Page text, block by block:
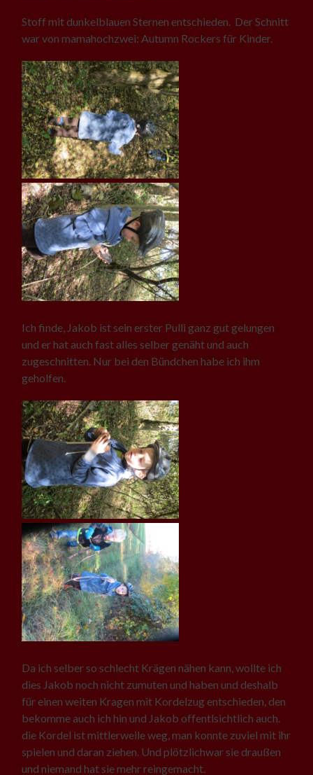
Stoff mit dunkelblauen Sternen entschieden. Der Schnitt
war von mamahochzwei: Autumn Rockers für Kinder.
Ich finde, Jakob ist sein erster Pulli ganz gut gelungen
und er hat auch fast alles selber genäht und auch
zugeschnitten. Nur bei den Bündchen habe ich ihm
geholfen.
Da ich selber so schlecht Krägen nähen kann, wollte ich
dies Jakob noch nicht zumuten und haben und deshalb
für einen weiten Kragen mit Kordelzug entschieden, den
bekomme auch ich hin und Jakob offentlsichtlich auch.
die Kordel ist mittlerweile weg, man konnte zuviel mit ihr
spielen und daran ziehen. Und plötzlichwar sie draußen
und niemand hat sie mehr reingemacht.